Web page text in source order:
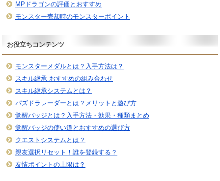
MPドラゴンの評価とおすすめ
モンスター売却時のモンスターポイント
お役立ちコンテンツ
モンスターメダルとは？入手方法は？
スキル継承 おすすめの組み合わせ
スキル継承システムとは？
パズドラレーダーとは？メリットと遊び方
覚醒バッジとは？入手方法・効果・種類まとめ
覚醒バッジの使い道とおすすめの選び方
クエストシステムとは？
親友選択リセット！誰を登録する？
友情ポイントの上限は？